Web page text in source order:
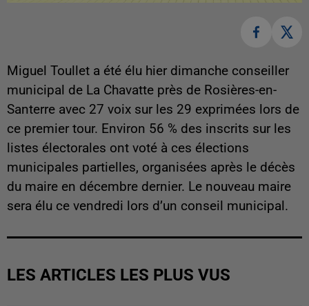
Miguel Toullet a été élu hier dimanche conseiller
municipal de La Chavatte près de Rosières-en-
Santerre avec 27 voix sur les 29 exprimées lors de
ce premier tour. Environ 56 % des inscrits sur les
listes électorales ont voté à ces élections
municipales partielles, organisées après le décès
du maire en décembre dernier. Le nouveau maire
sera élu ce vendredi lors d’un conseil municipal.
LES ARTICLES LES PLUS VUS